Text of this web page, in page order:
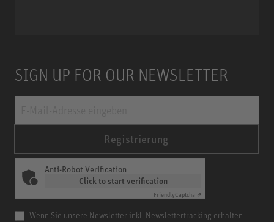
SIGN UP FOR OUR NEWSLETTER
Registrierung
Anti-Robot Verification
Click to start verification
FriendlyCaptcha ⇗
Wenn Sie unsere Newsletter inkl. Newslettertracking erhalten